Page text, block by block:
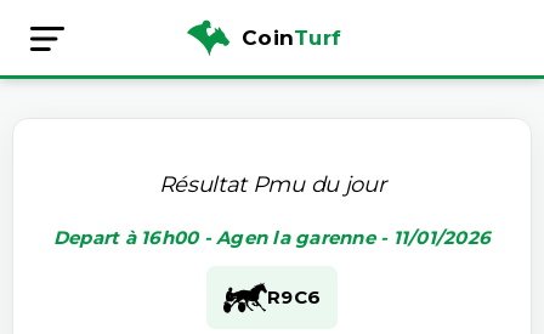
CoinTurf
Résultat Pmu du jour
Depart à 16h00 - Agen la garenne - 11/01/2026
R9C6